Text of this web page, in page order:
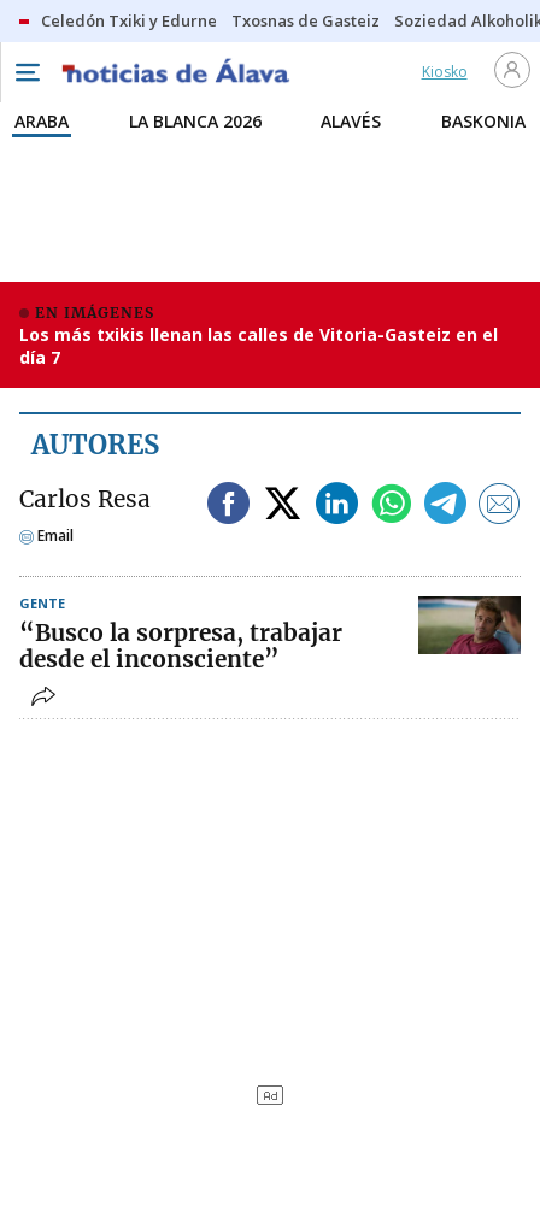
Celedón Txiki y Edurne Txosnas de Gasteiz Soziedad
Kiosko
ARABA LA BLANCA 2026 ALAVÉS BASKONIA
EN IMÁGENES
Los más txikis llenan las calles de Vitoria-Gasteiz en el
día 7
AUTORES
Carlos Resa
Email
GENTE
“Busco la sorpresa, trabajar
desde el inconsciente”